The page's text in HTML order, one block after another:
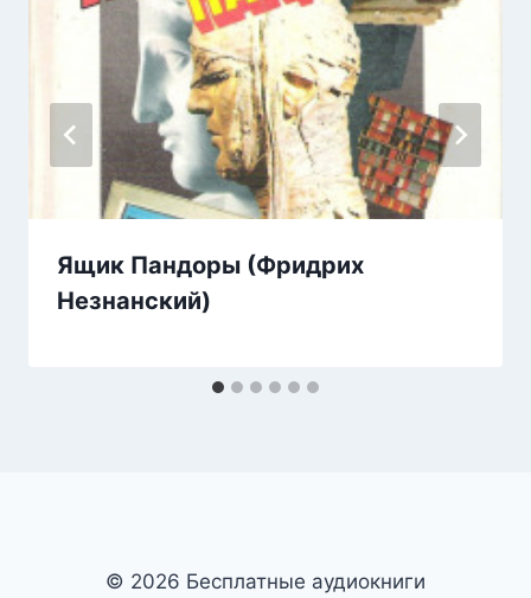
Ящик Пандоры (Фридрих
Незнанский)
© 2026 Бесплатные аудиокниги